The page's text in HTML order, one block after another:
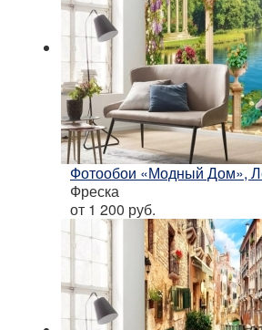
Фотообои «Модный Дом»,
Фреска
от 1 200 руб.